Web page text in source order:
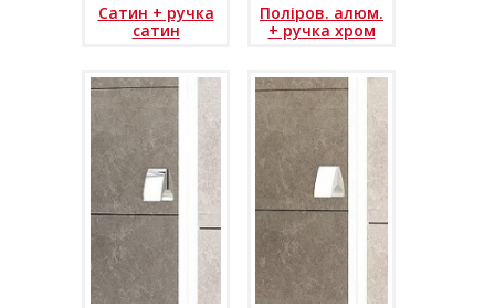
Сатин + ручка
сатин
Поліров. алюм.
+ ручка хром